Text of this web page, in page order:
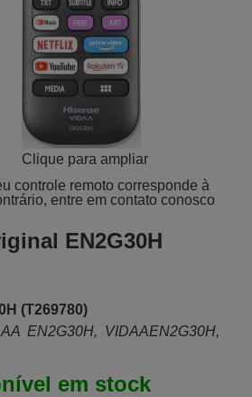
Clique para ampliar
controle remoto corresponde à
entre em contato conosco
EN2G30H
(T269780)
EN2G30H, VIDAAEN2G30H,
em stock